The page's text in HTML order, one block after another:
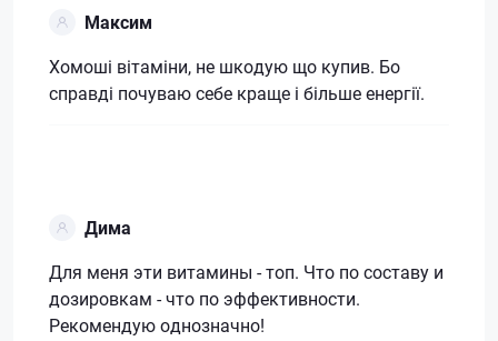
Максим
Хомоші вітаміни, не шкодую що купив. Бо
справді почуваю себе краще і більше енергії.
Дима
Для меня эти витамины - топ. Что по составу и
дозировкам - что по эффективности.
Рекомендую однозначно!